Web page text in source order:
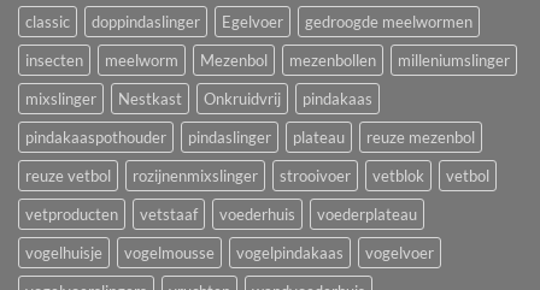
classic doppindaslinger Egelvoer
gedroogde meelwormen
insecten
meelworm Mezenbol mezenbollen
milleniumslinger
mixslinger
Nestkast Onkruidvrij
pindakaas
pindakaaspothouder
pindaslinger plateau
reuze mezenbol
reuze vetbol
rozijnenmixslinger strooivoer vetblok
vetbol
vetproducten
vetstaaf voederhuis
voederplateau
vogelhuisje
vogelmousse vogelpindakaas
vogelvoer